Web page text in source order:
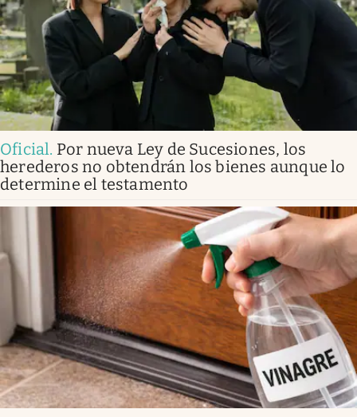
Oficial. Por nueva Ley de Sucesiones, los
herederos no obtendrán los bienes aunque lo
determine el testamento